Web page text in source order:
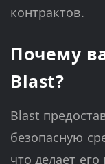
контрактов.
Почему
Blast?
Blast
безопасную
что делает